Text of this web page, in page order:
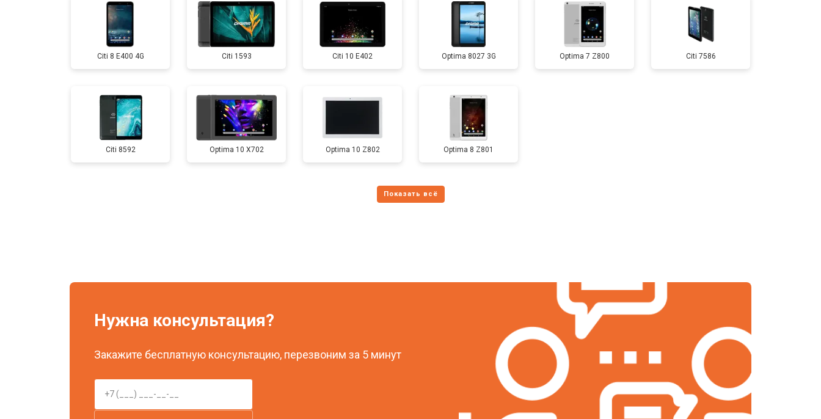
Замена материнской платы от 60 мин от 3200 ₽ Заказать
Замена кнопок от 70 мин от 1750 ₽ Заказать
Citi 8 E400 4G Citi 1593 Citi 10 E402 Optima 8027 3G Optima 7 Z800 Citi 7586
Citi 8592 Optima 10 X702 Optima 10 Z802 Optima 8 Z801
Нужна консультация?
Закажите бесплатную консультацию, перезвоним за 5 минут